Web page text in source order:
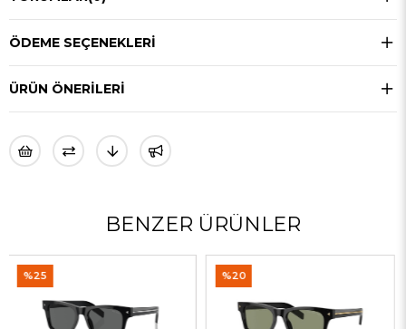
ÖDEME SEÇENEKLERI
ÜRÜN ÖNERILERI
BENZER ÜRÜNLER